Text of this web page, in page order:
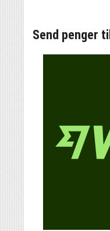
Send penger